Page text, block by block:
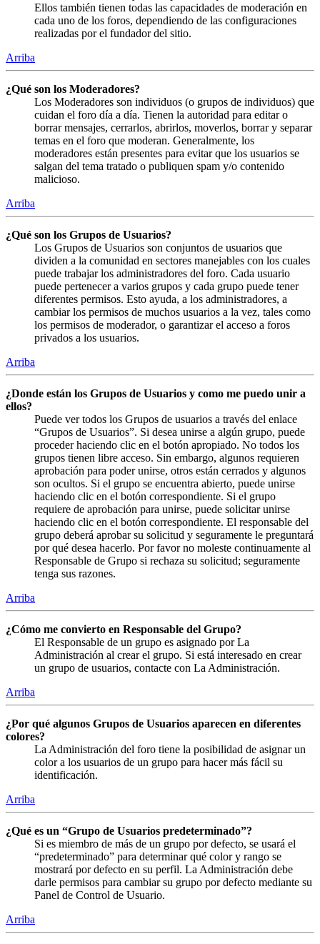
Ellos también tienen todas las capacidades de moderación en
cada uno de los foros, dependiendo de las configuraciones
realizadas por el fundador del sitio.
Arriba
¿Qué son los Moderadores?
Los Moderadores son individuos (o grupos de individuos) que
cuidan el foro día a día. Tienen la autoridad para editar o
borrar mensajes, cerrarlos, abrirlos, moverlos, borrar y separar
temas en el foro que moderan. Generalmente, los
moderadores están presentes para evitar que los usuarios se
salgan del tema tratado o publiquen spam y/o contenido
malicioso.
Arriba
¿Qué son los Grupos de Usuarios?
Los Grupos de Usuarios son conjuntos de usuarios que
dividen a la comunidad en sectores manejables con los cuales
puede trabajar los administradores del foro. Cada usuario
puede pertenecer a varios grupos y cada grupo puede tener
diferentes permisos. Esto ayuda, a los administradores, a
cambiar los permisos de muchos usuarios a la vez, tales como
los permisos de moderador, o garantizar el acceso a foros
privados a los usuarios.
Arriba
¿Donde están los Grupos de Usuarios y como me puedo unir a
ellos?
Puede ver todos los Grupos de usuarios a través del enlace
“Grupos de Usuarios”. Si desea unirse a algún grupo, puede
proceder haciendo clic en el botón apropiado. No todos los
grupos tienen libre acceso. Sin embargo, algunos requieren
aprobación para poder unirse, otros están cerrados y algunos
son ocultos. Si el grupo se encuentra abierto, puede unirse
haciendo clic en el botón correspondiente. Si el grupo
requiere de aprobación para unirse, puede solicitar unirse
haciendo clic en el botón correspondiente. El responsable del
grupo deberá aprobar su solicitud y seguramente le preguntará
por qué desea hacerlo. Por favor no moleste continuamente al
Responsable de Grupo si rechaza su solicitud; seguramente
tenga sus razones.
Arriba
¿Cómo me convierto en Responsable del Grupo?
El Responsable de un grupo es asignado por La
Administración al crear el grupo. Si está interesado en crear
un grupo de usuarios, contacte con La Administración.
Arriba
¿Por qué algunos Grupos de Usuarios aparecen en diferentes
colores?
La Administración del foro tiene la posibilidad de asignar un
color a los usuarios de un grupo para hacer más fácil su
identificación.
Arriba
¿Qué es un “Grupo de Usuarios predeterminado”?
Si es miembro de más de un grupo por defecto, se usará el
“predeterminado” para determinar qué color y rango se
mostrará por defecto en su perfil. La Administración debe
darle permisos para cambiar su grupo por defecto mediante su
Panel de Control de Usuario.
Arriba